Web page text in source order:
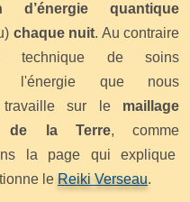
d’énergie quantique
chaque nuit. Au contraire
technique de soins
l'énergie que nous
travaille sur le maillage
de la Terre, comme
la page qui explique
le Reiki Verseau.